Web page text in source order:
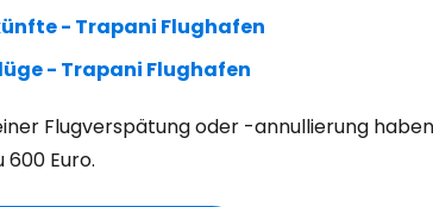
- Trapani Flughafen
- Trapani Flughafen
Flugverspätung oder -annullierung
600 Euro.